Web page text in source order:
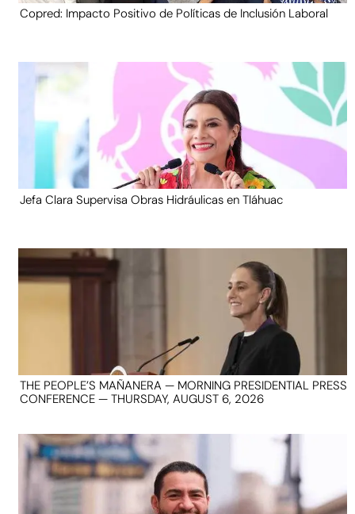
Copred: Impacto Positivo de Políticas de Inclusión Laboral
Jefa Clara Supervisa Obras Hidráulicas en Tláhuac
THE PEOPLE’S MAÑANERA — MORNING PRESIDENTIAL PRESS
CONFERENCE — THURSDAY, AUGUST 6, 2026